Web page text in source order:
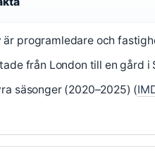
är programledare och
från London till en gård i
säsonger (2020–2025) (